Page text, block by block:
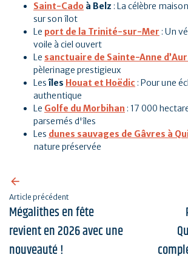
Saint-Cado à Belz : La célèbre
sur son îlot
Le port de la Trinité-sur-Mer : Un
voile à ciel ouvert
Le sanctuaire de Sainte-Anne
pèlerinage prestigieux
Lesîles Houat et Hoëdic : Pour une
authentique
Le Golfe du Morbihan : 17 000
parsemés d'îles
Les dunes sauvages de Gâvres à
nature préservée
Article précédent
Mégalithes en fête
revient en 2026 avec une
nouveauté !